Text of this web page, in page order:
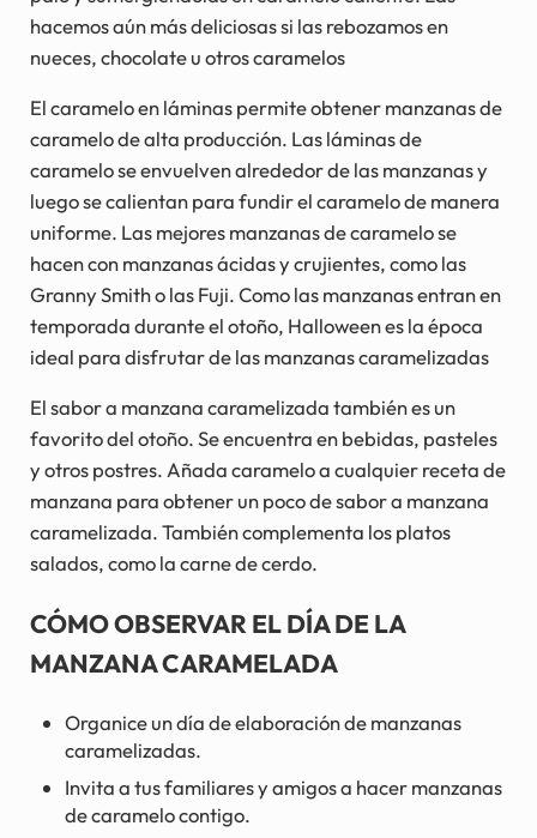
hacemos aún más deliciosas si las rebozamos en
nueces, chocolate u otros caramelos
El caramelo en láminas permite obtener manzanas de
caramelo de alta producción. Las láminas de
caramelo se envuelven alrededor de las manzanas y
luego se calientan para fundir el caramelo de manera
uniforme. Las mejores manzanas de caramelo se
hacen con manzanas ácidas y crujientes, como las
Granny Smith o las Fuji. Como las manzanas entran en
temporada durante el otoño, Halloween es la época
ideal para disfrutar de las manzanas caramelizadas
El sabor a manzana caramelizada también es un
favorito del otoño. Se encuentra en bebidas, pasteles
y otros postres. Añada caramelo a cualquier receta de
manzana para obtener un poco de sabor a manzana
caramelizada. También complementa los platos
salados, como la carne de cerdo.
CÓMO OBSERVAR EL DÍA DE LA
MANZANA CARAMELADA
Organice un día de elaboración de manzanas
caramelizadas.
Invita a tus familiares y amigos a hacer manzanas
de caramelo contigo.